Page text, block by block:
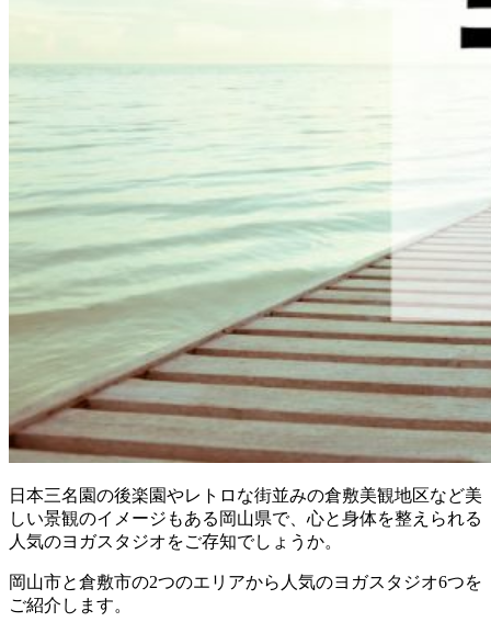
日本三名園の後楽園やレトロな街並みの倉敷美観地区など美
しい景観のイメージもある岡山県で、心と身体を整えられる
人気のヨガスタジオをご存知でしょうか。
岡山市と倉敷市の2つのエリアから人気のヨガスタジオ6つを
ご紹介 します。